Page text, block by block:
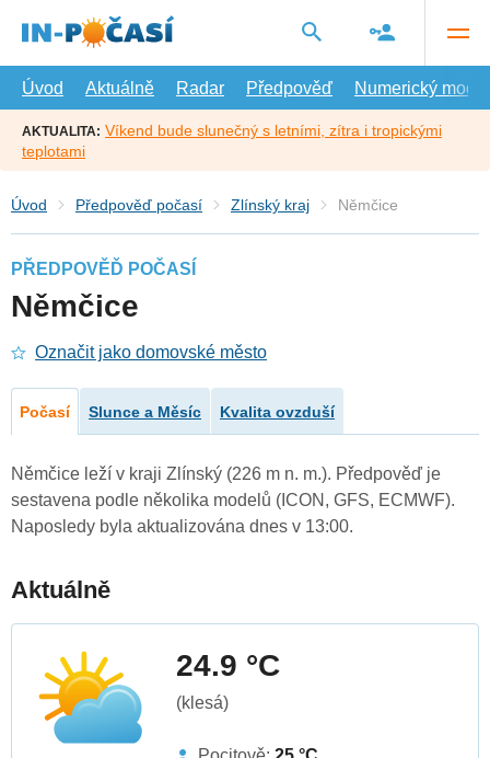
hlavní
Úvod
Aktuálně Radar Předpověď Numerický model
AKTUALITA: Víkend bude slunečný s letními, zítra i tropickými
teplotami
Úvod Předpověď počasí Zlínský kraj Němčice
PŘEDPOVĚĎ POČASÍ
Němčice
Označit jako domovské město
Počasí Slunce a Měsíc Kvalita ovzduší
Němčice leží v kraji Zlínský (226 m n. m.). Předpověď je
sestavena podle několika modelů (ICON, GFS, ECMWF).
Naposledy byla aktualizována dnes v 13:00.
Aktuálně
24.9 °C
(klesá)